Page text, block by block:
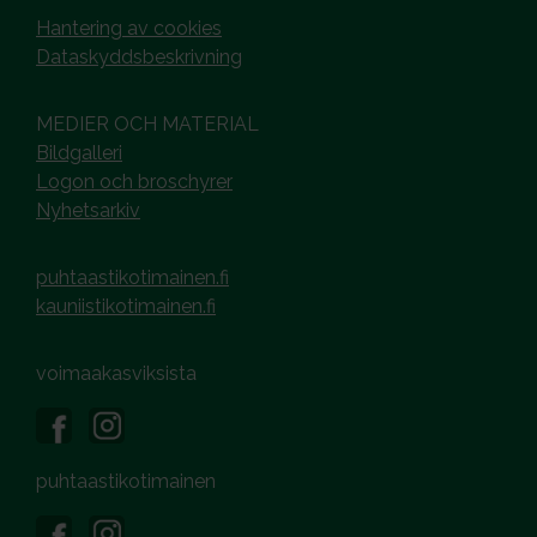
Hantering av cookies
Dataskyddsbeskrivning
MEDIER OCH MATERIAL
Bildgalleri
Logon och broschyrer
Nyhetsarkiv
puhtaastikotimainen.fi
kauniistikotimainen.fi
voimaakasviksista
puhtaastikotimainen